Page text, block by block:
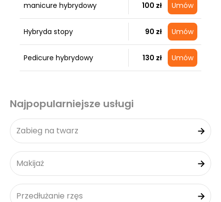
manicure hybrydowy 100 zł Umów
Hybryda stopy 90 zł Umów
Pedicure hybrydowy 130 zł Umów
Najpopularniejsze usługi
Zabieg na twarz
Makijaż
Przedłużanie rzęs